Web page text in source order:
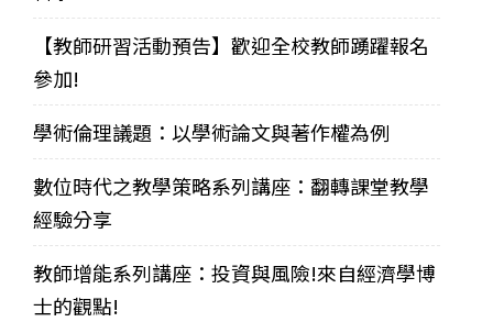
【教師研習活動預告】歡迎全校教師踴躍報名
參加!
學術倫理議題：以學術論文與著作權為例
數位時代之教學策略系列講座：翻轉課堂教學
經驗分享
教師增能系列講座：投資與風險!來自經濟學博
士的觀點!